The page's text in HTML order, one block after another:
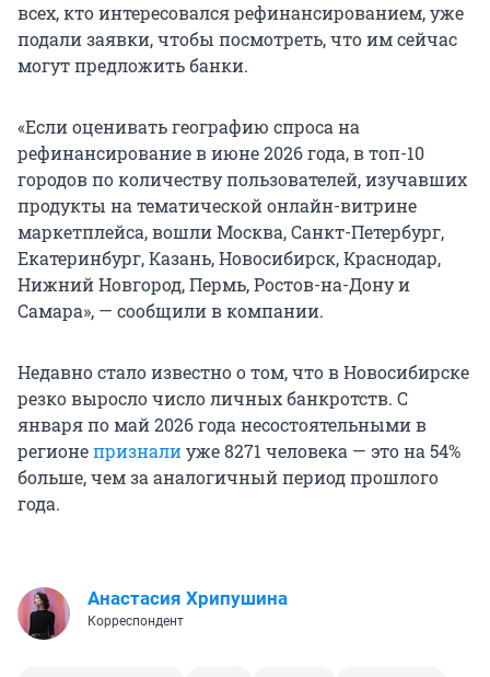
всех, кто интересовался рефинансированием, уже
подали заявки, чтобы посмотреть, что им сейчас
могут предложить банки.
«Если оценивать географию спроса на
рефинансирование в июне 2026 года, в топ-10
городов по количеству пользователей, изучавших
продукты на тематической онлайн-витрине
маркетплейса, вошли Москва, Санкт-Петербург,
Екатеринбург, Казань, Новосибирск, Краснодар,
Нижний Новгород, Пермь, Ростов-на-Дону и
Самара», — сообщили в компании.
Недавно стало известно о том, что в Новосибирске
резко выросло число личных банкротств. С
января по май 2026 года несостоятельными в
регионепризналиуже 8271 человека — это на 54%
больше, чем за аналогичный период прошлого
года.
Анастасия Хрипушина
Корреспондент